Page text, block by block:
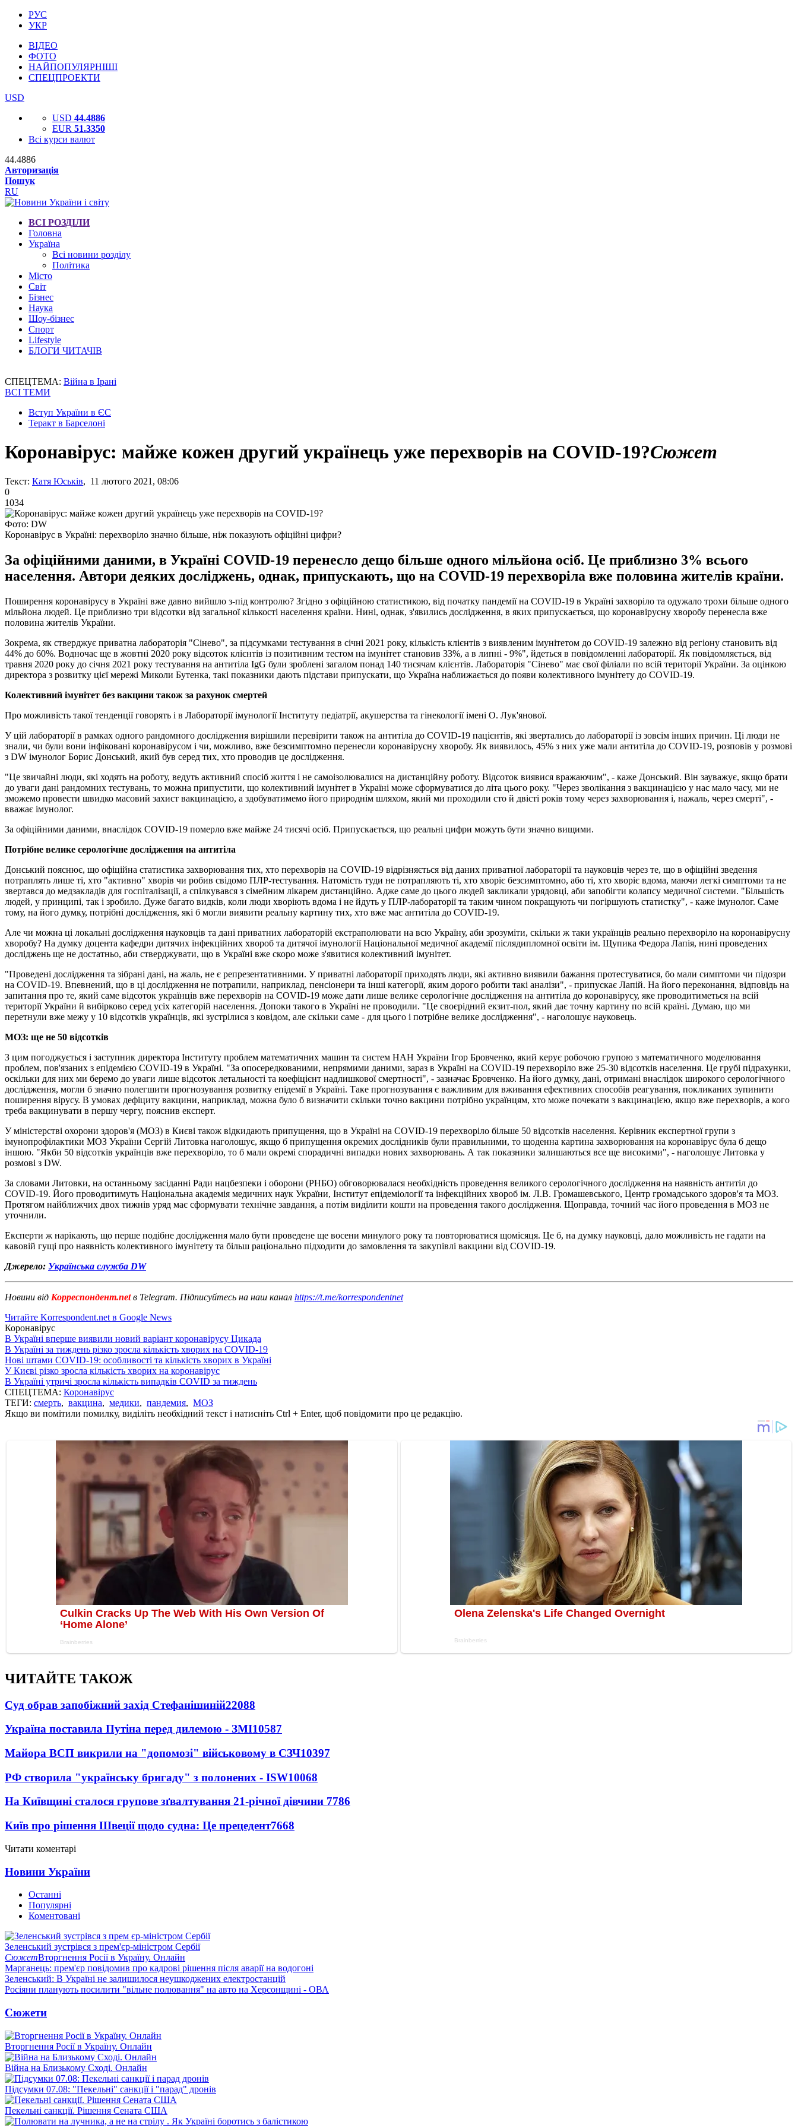
РУС
УКР
ВІДЕО
ФОТО
НАЙПОПУЛЯРНІШІ
СПЕЦПРОЕКТИ
USD
USD 44.4886
EUR 51.3350
Всі курси валют
44.4886
Авторизація
Пошук
RU
ВСІ РОЗДІЛИ
Головна
Україна
Всі новини розділу
Політика
Місто
Світ
Бізнес
Наука
Шоу-бізнес
Спорт
Lifestyle
БЛОГИ ЧИТАЧІВ
СПЕЦТЕМА: Війна в Ірані
ВСІ ТЕМИ
Вступ України в ЄС
Теракт в Барселоні
Коронавірус: майже кожен другий українець уже перехворів на COVID-19?Сюжет
Текст: Катя Юськів, 11 лютого 2021, 08:06
0
1034
Фото: DW
Коронавірус в Україні: перехворіло значно більше, ніж показують офіційні цифри?
За офіційними даними, в Україні COVID-19 перенесло дещо більше одного мільйона осіб. Це приблизно 3% всього
населення. Автори деяких досліджень, однак, припускають, що на COVID-19 перехворіла вже половина жителів країни.
Поширення коронавірусу в Україні вже давно вийшло з-під контролю? Згідно з офіційною статистикою, від початку пандемії на COVID-19 в Україні захворіло та одужало трохи більше одного
мільйона людей. Це приблизно три відсотки від загальної кількості населення країни. Нині, однак, з'явились дослідження, в яких припускається, що коронавірусну хворобу перенесла вже
половина жителів України.
Зокрема, як стверджує приватна лабораторія "Сінево", за підсумками тестування в січні 2021 року, кількість клієнтів з виявленим імунітетом до COVID-19 залежно від регіону становить від
44% до 60%. Водночас ще в жовтні 2020 року відсоток клієнтів із позитивним тестом на імунітет становив 33%, а в липні - 9%", йдеться в повідомленні лабораторії. Як повідомляється, від
травня 2020 року до січня 2021 року тестування на антитіла IgG були зроблені загалом понад 140 тисячам клієнтів. Лабораторія "Сінево" має свої філіали по всій території України. За оцінкою
директора з розвитку цієї мережі Миколи Бутенка, такі показники дають підстави припускати, що Україна наближається до появи колективного імунітету до COVID-19.
Колективний імунітет без вакцини також за рахунок смертей
Про можливість такої тенденції говорять і в Лабораторії імунології Інституту педіатрії, акушерства та гінекології імені О. Лук'янової.
У цій лабораторії в рамках одного рандомного дослідження вирішили перевірити також на антитіла до COVID-19 пацієнтів, які звертались до лабораторії із зовсім інших причин. Ці люди не
знали, чи були вони інфіковані коронавірусом і чи, можливо, вже безсимптомно перенесли коронавірусну хворобу. Як виявилось, 45% з них уже мали антитіла до COVID-19, розповів у розмові
з DW імунолог Борис Донський, який був серед тих, хто проводив це дослідження.
"Це звичайні люди, які ходять на роботу, ведуть активний спосіб життя і не самоізолювалися на дистанційну роботу. Відсоток виявися вражаючим", - каже Донський. Він зауважує, якщо брати
до уваги дані рандомних тестувань, то можна припустити, що колективний імунітет в Україні може сформуватися до літа цього року. "Через зволікання з вакцинацією у нас мало часу, ми не
зможемо провести швидко масовий захист вакцинацією, а здобуватимемо його природнім шляхом, який ми проходили сто й двісті років тому через захворювання і, нажаль, через смерті", -
вважає імунолог.
За офіційними даними, внаслідок COVID-19 померло вже майже 24 тисячі осіб. Припускається, що реальні цифри можуть бути значно вищими.
Потрібне велике серологічне дослідження на антитіла
Донський пояснює, що офіційна статистика захворювання тих, хто перехворів на COVID-19 відрізняється від даних приватної лабораторії та науковців через те, що в офіційні зведення
потраплять лише ті, хто "активно" хворів чи робив свідомо ПЛР-тестування. Натомість туди не потрапляють ті, хто хворіє безсимптомно, або ті, хто хворіє вдома, маючи легкі симптоми та не
звертався до медзакладів для госпіталізації, а спілкувався з сімейним лікарем дистанційно. Адже саме до цього людей закликали урядовці, аби запобігти колапсу медичної системи. "Більшість
людей, у принципі, так і зробило. Дуже багато видків, коли люди хворіють вдома і не йдуть у ПЛР-лабораторії та таким чином покращують чи погіршують статистку", - каже імунолог. Саме
тому, на його думку, потрібні дослідження, які б могли виявити реальну картину тих, хто вже має антитіла до COVID-19.
Але чи можна ці локальні дослідження науковців та дані приватних лабораторій екстраполювати на всю Україну, аби зрозуміти, скільки ж таки українців реально перехворіло на коронавірусну
хворобу? На думку доцента кафедри дитячих інфекційних хвороб та дитячої імунології Національної медичної академії післядипломної освіти ім. Щупика Федора Лапія, нині проведених
досліджень ще не достатньо, аби стверджувати, що в Україні вже скоро може з'явитися колективний імунітет.
"Проведені дослідження та зібрані дані, на жаль, не є репрезентативними. У приватні лабораторії приходять люди, які активно виявили бажання протестуватися, бо мали симптоми чи підозри
на COVID-19. Впевнений, що в ці дослідження не потрапили, наприклад, пенсіонери та інші категорії, яким дорого робити такі аналізи", - припускає Лапій. На його переконання, відповідь на
запитання про те, який саме відсоток українців вже перехворів на COVID-19 може дати лише велике серологічне дослідження на антитіла до коронавірусу, яке проводитиметься на всій
території України й вибірково серед усіх категорій населення. Допоки такого в Україні не проводили. "Це своєрідний екзит-пол, який дає точну картину по всій країні. Думаю, що ми
перетнули вже межу у 10 відсотків українців, які зустрілися з ковідом, але скільки саме - для цього і потрібне велике дослідження", - наголошує науковець.
МОЗ: ще не 50 відсотків
З цим погоджується і заступник директора Інституту проблем математичних машин та систем НАН України Ігор Бровченко, який керує робочою групою з математичного моделювання
проблем, пов'язаних з епідемією COVID-19 в Україні. "За опосередкованими, непрямими даними, зараз в Україні на COVID-19 перехворіло вже 25-30 відсотків населення. Це грубі підрахунки,
оскільки для них ми беремо до уваги лише відсоток летальності та коефіцієнт надлишкової смертності", - зазначає Бровченко. На його думку, дані, отримані внаслідок широкого серологічного
дослідження, могли б значно полегшити прогнозування розвитку епідемії в Україні. Таке прогнозування є важливим для вживання ефективних способів реагування, покликаних зупинити
поширення вірусу. В умовах дефіциту вакцини, наприклад, можна було б визначити скільки точно вакцини потрібно українцям, хто може почекати з вакцинацією, якщо вже перехворів, а кого
треба вакцинувати в першу чергу, пояснив експерт.
У міністерстві охорони здоров'я (МОЗ) в Києві також відкидають припущення, що в Україні на COVID-19 перехворіло більше 50 відсотків населення. Керівник експертної групи з
імунопрофілактики МОЗ України Сергій Литовка наголошує, якщо б припущення окремих дослідників були правильними, то щоденна картина захворювання на коронавірус була б дещо
іншою. "Якби 50 відсотків українців вже перехворіло, то б мали окремі спорадичні випадки нових захворювань. А так показники залишаються все ще високими", - наголошує Литовка у
розмові з DW.
За словами Литовки, на останньому засіданні Ради нацбезпеки і оборони (РНБО) обговорювалася необхідність проведення великого серологічного дослідження на наявність антитіл до
COVID-19. Його проводитимуть Національна академія медичних наук України, Інститут епідеміології та інфекційних хвороб ім. Л.В. Громашевського, Центр громадського здоров'я та МОЗ.
Протягом найближчих двох тижнів уряд має сформувати технічне завдання, а потім виділити кошти на проведення такого дослідження. Щоправда, точний час його проведення в МОЗ не
уточнили.
Експерти ж нарікають, що перше подібне дослідження мало бути проведене ще восени минулого року та повторюватися щомісяця. Це б, на думку науковці, дало можливість не гадати на
кавовій гущі про наявність колективного імунітету та більш раціонально підходити до замовлення та закупівлі вакцини від COVID-19.
Джерело: Українська служба DW
Новини від Корреспондент.netв Telegram. Підписуйтесь на наш канал https://t.me/korrespondentnet
Читайте Korrespondent.net в Google News
Коронавірус
В Україні вперше виявили новий варіант коронавірусу Цикада
В Україні за тиждень різко зросла кількість хворих на COVID-19
Нові штами COVID-19: особливості та кількість хворих в Україні
У Києві різко зросла кількість хворих на коронавірус
В Україні утричі зросла кількість випадків COVID за тиждень
СПЕЦТЕМА: Коронавірус
ТЕГИ: смерть, вакцина, медики, пандемия, МОЗ
Якщо ви помітили помилку, виділіть необхідний текст і натисніть Ctrl + Enter, щоб повідомити про це редакцію.
ЧИТАЙТЕ ТАКОЖ
Суд обрав запобіжний захід Стефанішиній22088
Україна поставила Путіна перед дилемою - ЗМІ10587
Майора ВСП викрили на "допомозі" військовому в СЗЧ10397
РФ створила "українську бригаду" з полонених - ISW10068
На Київщині сталося групове зґвалтування 21-річної дівчини 7786
Київ про рішення Швеції щодо судна: Це прецедент7668
Читати коментарі
Новини України
Останні
Популярні
Коментовані
Зеленський зустрівся з прем'єр-міністром Сербії
СюжетВторгнення Росії в Україну. Онлайн
Марганець: прем'єр повідомив про кадрові рішення після аварії на водогоні
Зеленський: В Україні не залишилося неушкоджених електростанцій
Росіяни планують посилити "вільне полювання" на авто на Херсонщині - ОВА
Сюжети
Вторгнення Росії в Україну. Онлайн
Війна на Близькому Сході. Онлайн
Підсумки 07.08: "Пекельні" санкції і "парад" дронів
Пекельні санкції. Рішення Сената США